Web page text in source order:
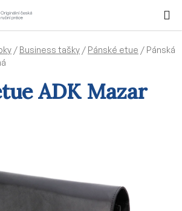
KOŠÍK
/ Business tašky / Pánské etue / Pánská
ADK Mazar